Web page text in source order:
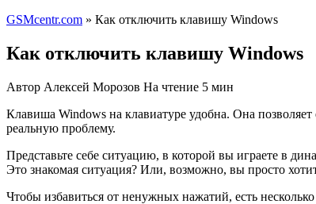
GSMcentr.com » Как отключить клавишу Windows
Как отключить клавишу Windows
Автор Алексей Морозов На чтение 5 мин
Клавиша Windows на клавиатуре удобна. Она
реальную проблему.
Представьте себе ситуацию, в которой вы играете в
Это знакомая ситуация? Или, возможно, вы просто
Чтобы избавиться от ненужных нажатий, есть